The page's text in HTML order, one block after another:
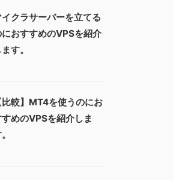
イクラサーバーを立てる
おすすめのVPSを紹介
す。
比較】MT4を使うのにお
めのVPSを紹介しま